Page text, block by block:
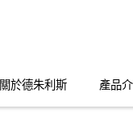
關於德朱利斯 產品